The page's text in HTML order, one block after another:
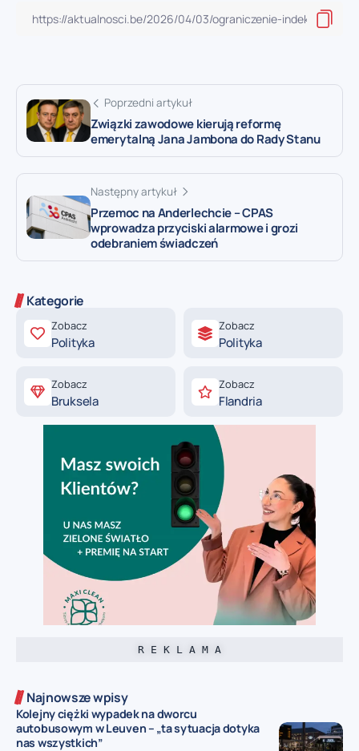
Poprzedni artykuł
Związki zawodowe kierują reformę
emerytalną Jana Jambona do Rady Stanu
Następny artykuł
Przemoc na Anderlechcie – CPAS
wprowadza przyciski alarmowe i grozi
odebraniem świadczeń
Kategorie
Zobacz
Polityka
Zobacz
Polityka
Zobacz
Bruksela
Zobacz
Flandria
R E K L A M A
Najnowsze wpisy
Kolejny ciężki wypadek na dworcu
autobusowym w Leuven – „ta sytuacja dotyka
nas wszystkich”